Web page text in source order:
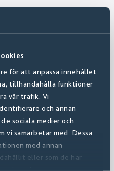
för att anpassa innehållet
tillhandahålla funktioner
vår trafik. Vi
och annan
sociala medier och
vi samarbetar med. Dessa
med annan
eller som de har